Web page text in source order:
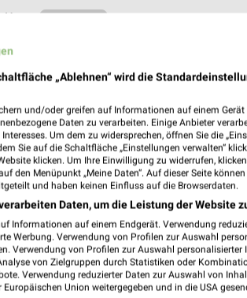
Heute geschlossen
„Ablehnen“ wird die
und/oder greifen auf Informationen auf einem Gerät
Daten zu verarbeiten. Einige Anbieter
Um dem zu widersprechen, öffnen Sie die
Sie auf die Schaltfläche „Einstellungen verwalten“
klicken. Um Ihre Einwilligung zu widerrufen,
den Menüpunkt „Meine Daten“. Auf dieser Seite
und haben keinen Einfluss auf die Browserdaten.
Daten, um die Leistung der Website
Informationen auf einem Endgerät. Verwendung
Werbung. Verwendung von Profilen zur Auswahl
Verwendung von Profilen zur Auswahl personalisierter
von Zielgruppen durch Statistiken oder
Verwendung reduzierter Daten zur Auswahl von
Union weitergegeben und in die USA